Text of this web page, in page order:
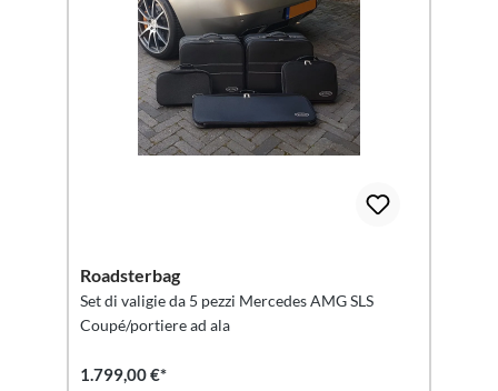
Roadsterbag
Set di valigie da 5 pezzi Mercedes AMG SLS
Coupé/portiere ad ala
1.799,00 €*